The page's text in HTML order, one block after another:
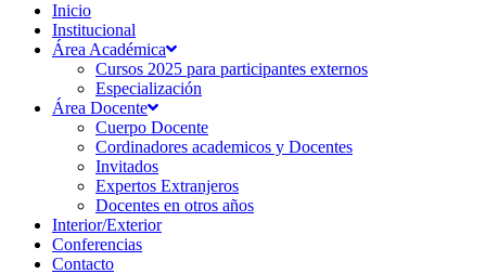
Inicio
Institucional
Área Académica
Cursos 2025 para participantes externos
Especialización
Área Docente
Cuerpo Docente
Cordinadores academicos y Docentes
Invitados
Expertos Extranjeros
Docentes en otros años
Interior/Exterior
Conferencias
Contacto